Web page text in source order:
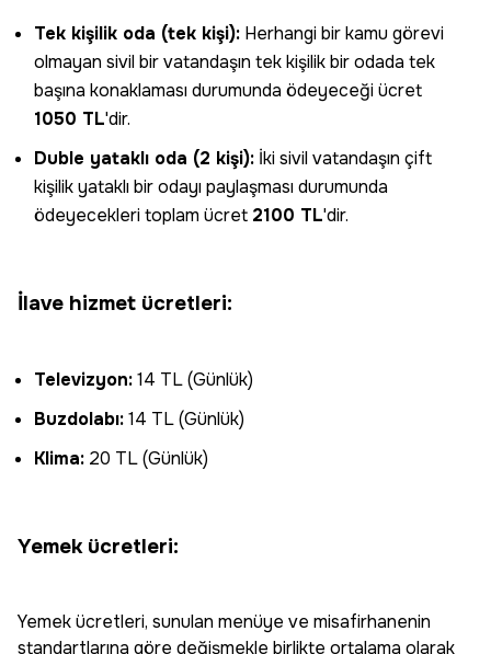
Tek kişilik oda (tek kişi): Herhangi bir kamu görevi
olmayan sivil bir vatandaşın tek kişilik bir odada tek
başına konaklaması durumunda ödeyeceği ücret
1050 TL'dir.
Duble yataklı oda (2 kişi): İki sivil vatandaşın çift
kişilik yataklı bir odayı paylaşması durumunda
ödeyecekleri toplam ücret 2100 TL'dir.
İlave hizmet ücretleri:
Televizyon:14 TL (Günlük)
Buzdolabı:14 TL (Günlük)
Klima: 20 TL (Günlük)
Yemek ücretleri:
Yemek ücretleri, sunulan menüye ve misafirhanenin
standartlarına göre değişmekle birlikte ortalama olarak